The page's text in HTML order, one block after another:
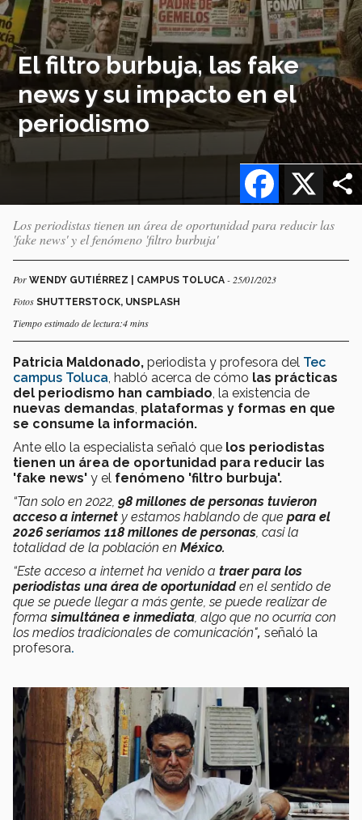
El filtro burbuja, las fake
news y su impacto en el
periodismo
X
Facebook
Los periodistas tienen un área de oportunidad para reducir las
'fake news' y el fenómeno 'filtro burbuja'
Por WENDY GUTIÉRREZ | CAMPUS TOLUCA - 25/01/2023
Fotos SHUTTERSTOCK, UNSPLASH
Tiempo estimado de lectura:4 mins
Patricia Maldonado, periodista y profesora del Tec
campus Toluca , habló acerca de cómo las prácticas
del periodismo han cambiado , la existencia de
nuevas demandas plataformas y formas en que
se consume la información.
Ante ello la especialista señaló que los periodistas
tienen un área de oportunidad para reducir las
'fake news' y el fenómeno 'filtro burbuja'.
“Tan solo en 2022, 98 millones de personas tuvieron
acceso a internet y estamos hablando de que para el
2026 seríamos 118 millones de personas , casi la
totalidad de la población en México.
“Este acceso a internet ha venido a traer para los
periodistas una área de oportunidaden el sentido de
que se puede llegar a más gente, se puede realizar de
formasimultánea e inmediata , algo que no ocurría con
los medios tradicionales de comunicación", señaló la
profesora.